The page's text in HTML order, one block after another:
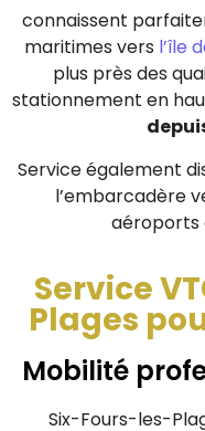
connaissent
maritimes vers l’île
plus près des
stationnement en
Service également
l’embarcadère
aéroports
Service
Plages
Mobilité
Six-Fours-les-